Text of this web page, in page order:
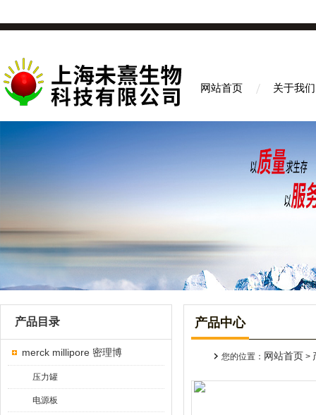
网站首页 关于我们
产品目录
merck millipore 密理博
压力罐
电源板
产品中心
您的位置： 网站首页 >